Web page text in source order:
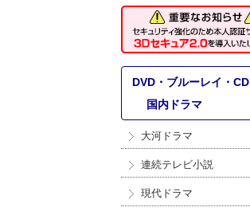
DVD・ブルーレイ・CD
国内ドラマ
大河ドラマ
連続テレビ小説
現代ドラマ